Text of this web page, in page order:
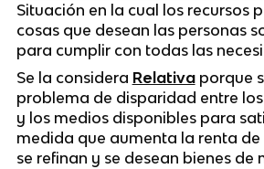
Situación en la cual los recursos
cosas que desean las personas
para cumplir con todas las
Se la considera Relativaporque
problema de disparidad entre
y los medios disponibles para
medida que aumenta la renta de
se refinan y se desean bienes de